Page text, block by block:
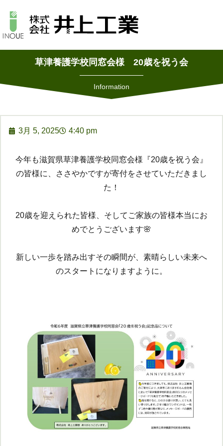
草津養護学校同窓会様 20歳を祝う会
Information
3月 5, 2025 4:40 pm
今年も滋賀県草津養護学校同窓会様『20歳を祝う会』
の皆様に、ささやかですが寄付をさせていただきまし
た！
20歳を迎えられた皆様、そしてご家族の皆様本当にお
めでとうございます🌸
新しい一歩を踏み出すその瞬間が、素晴らしい未来へ
のスタートになりますように。